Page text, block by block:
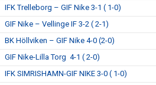
IFK Trelleborg – GIF Nike 3-1 ( 1-0)
GIF Nike – Vellinge IF 3-2 ( 2-1)
BK Höllviken – GIF Nike 4-0 (2-0)
GIF Nike-Lilla Torg 4-1 ( 2-0)
IFK SIMRISHAMN-GIF NIKE 3-0 ( 1-0)